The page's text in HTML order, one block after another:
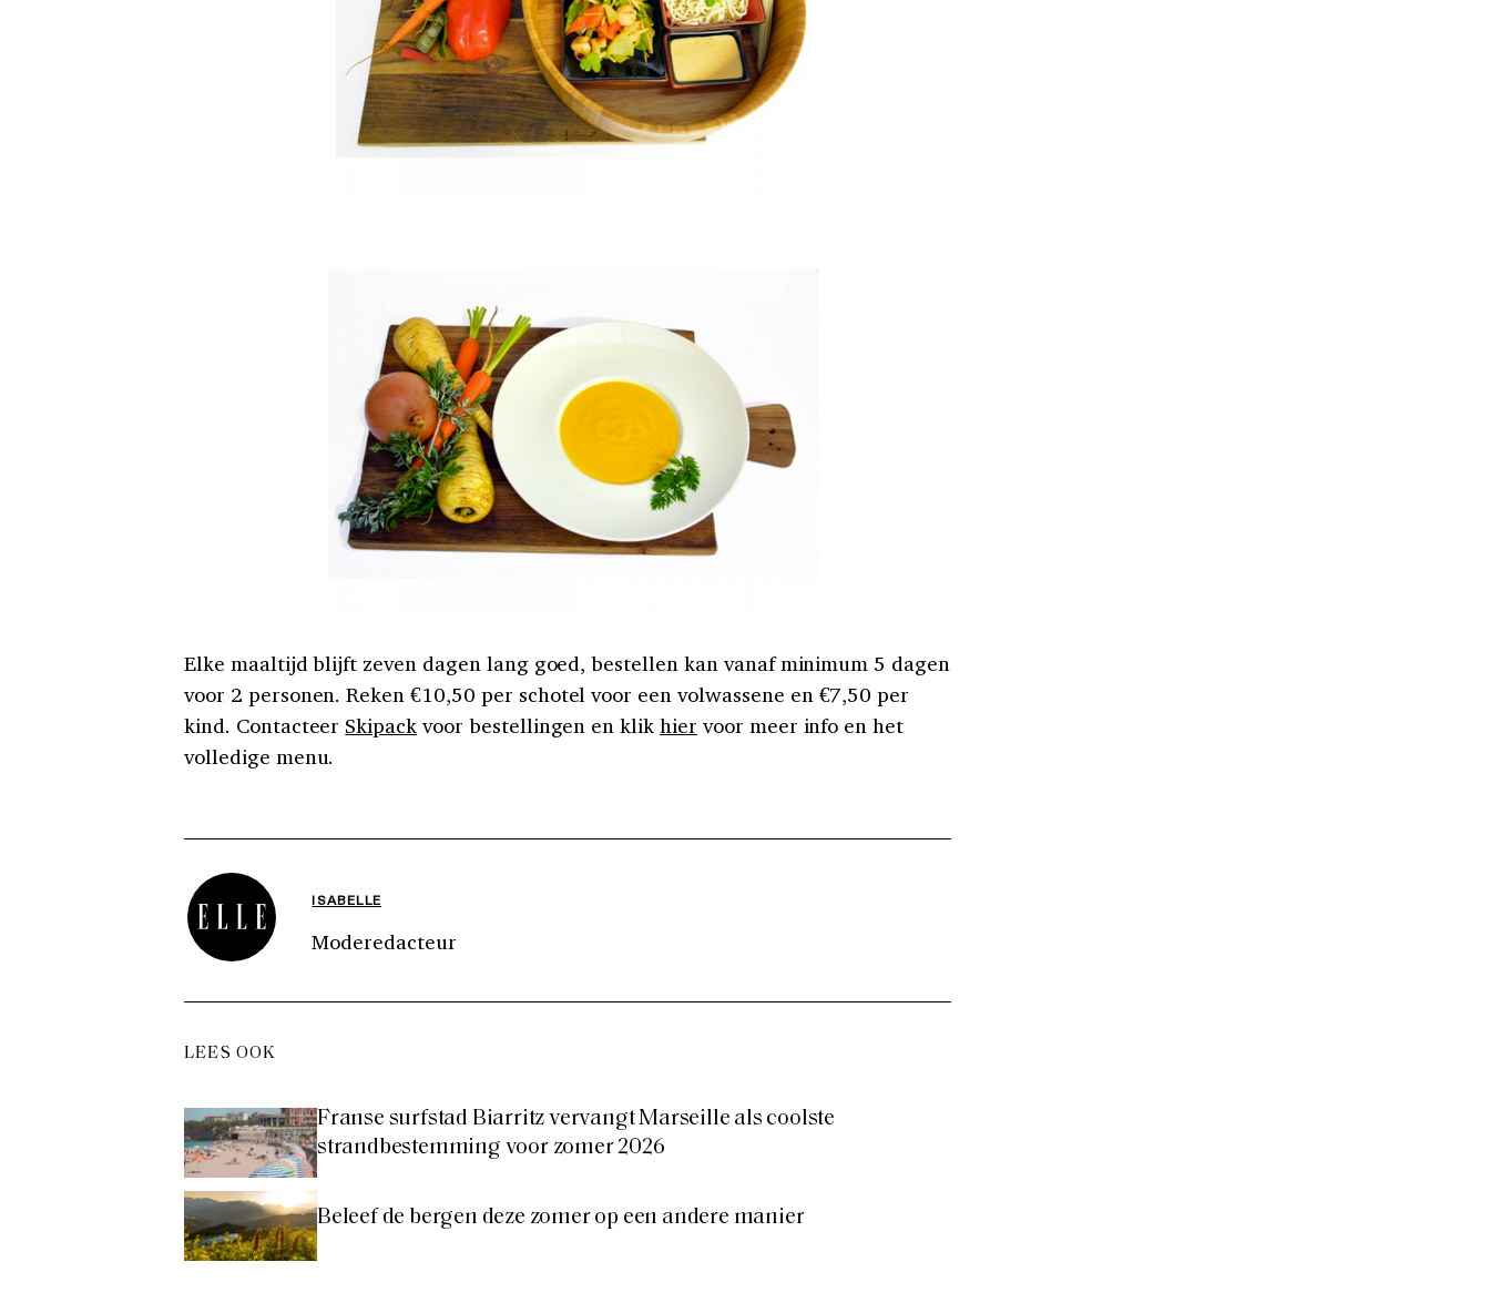
Elke maaltijd blijft zeven dagen lang goed, bestellen kan vanaf minimum 5 dagen
voor 2 personen. Reken €10,50 per schotel voor een volwassene en €7,50 per
kind. Contacteer Skipack voor bestellingen en klikhier voor meer info en het
volledige menu.
ISABELLE
Moderedacteur
LEES OOK
Franse surfstad Biarritz vervangt Marseille als coolste
strandbestemming voor zomer 2026
Beleef de bergen deze zomer op een andere manier